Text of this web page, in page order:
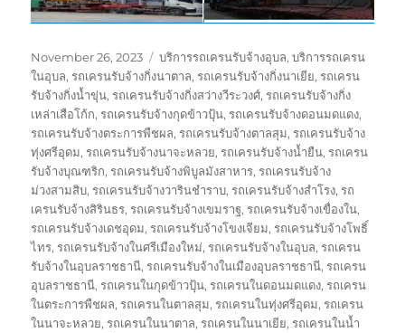
Posted
on
November 26, 2023 Tags
บริการรถเครนรับจ้างอุบล,บริการรถเครน
ในอุบล,รถเครนรับจ้างกิ่งนาตาล,รถเครนรับจ้างกิ่งนาเยีย,รถเครน
รับจ้างกิ่งน้ำขุ่น,รถเครนรับจ้างกิ่งสว่างวีระวงศ์,รถเครนรับจ้างกิ่ง
เหล่าเสือโก้ก,รถเครนรับจ้างกุดข้าวปุ้น,รถเครนรับจ้างดอนมดแดง,
รถเครนรับจ้างตระการพืชผล,รถเครนรับจ้างตาลสุม,รถเครนรับจ้าง
ทุ่งศรีอุดม,รถเครนรับจ้างนาจะหลวย,รถเครนรับจ้างน้ำยืน,รถเครน
รับจ้างบุณฑริก,รถเครนรับจ้างพิบูลมังสาหาร,รถเครนรับจ้าง
ม่วงสามสิบ,รถเครนรับจ้างวารินชำราบ,รถเครนรับจ้างสำโรง,รถ
เครนรับจ้างสิรินธร,รถเครนรับจ้างเขมราฐ,รถเครนรับจ้างเขื่องใน,
รถเครนรับจ้างเดชอุดม,รถเครนรับจ้างโขงเจียม,รถเครนรับจ้างโพธิ์
ไทร,รถเครนรับจ้างในศรีเมืองใหม่,รถเครนรับจ้างในอุบล,รถเครน
รับจ้างในอุบลราชธานี,รถเครนรับจ้างในเมืองอุบลราชธานี,รถเครน
อุบลราชธานี,รถเครนในกุดข้าวปุ้น,รถเครนในดอนมดแดง,รถเครน
ในตระการพืชผล,รถเครนในตาลสุม,รถเครนในทุ่งศรีอุดม,รถเครน
ในนาจะหลวย,รถเครนในนาตาล,รถเครนในนาเยีย,รถเครนในน้ำ